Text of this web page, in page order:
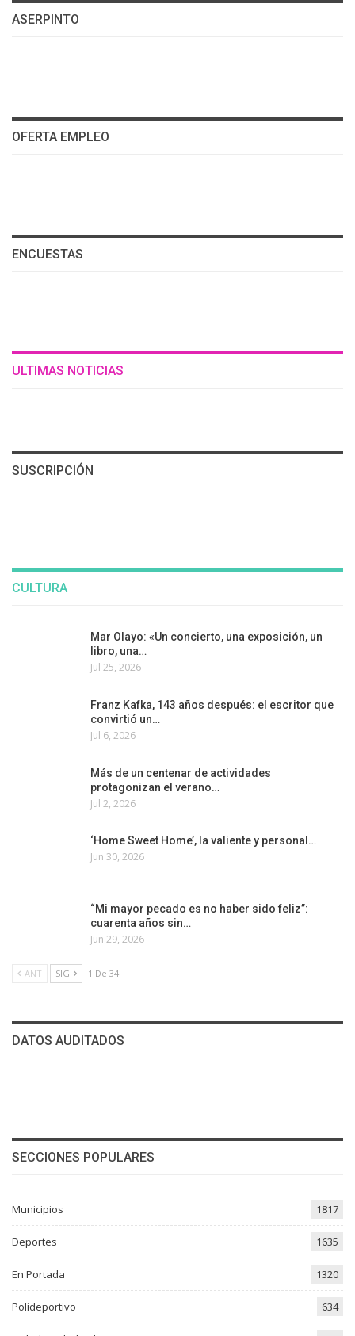
ASERPINTO
OFERTA EMPLEO
ENCUESTAS
ULTIMAS NOTICIAS
SUSCRIPCIÓN
CULTURA
Mar Olayo: «Un concierto, una exposición, un
libro, una…
Jul 25, 2026
Franz Kafka, 143 años después: el escritor que
convirtió un…
Jul 6, 2026
Más de un centenar de actividades
protagonizan el verano…
Jul 2, 2026
‘Home Sweet Home’, la valiente y personal…
Jun 30, 2026
“Mi mayor pecado es no haber sido feliz”:
cuarenta años sin…
Jun 29, 2026
ANT SIG 1 De 34
DATOS AUDITADOS
SECCIONES POPULARES
Municipios 1817
Deportes 1635
En Portada 1320
Polideportivo 634